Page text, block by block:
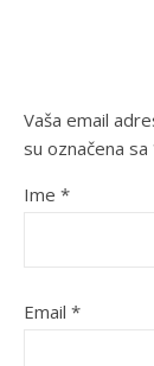
Vaša email
su označena sa
Ime *
Email *